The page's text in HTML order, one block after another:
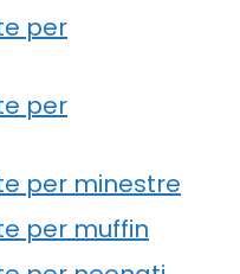
per
per
per minestre
per muffin